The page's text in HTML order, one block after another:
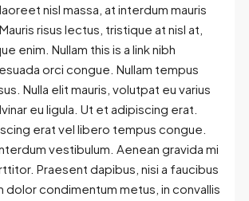
nisl massa, at interdum mauris
risus lectus, tristique at nisl at,
enim. Nullam this is a link nibh
orci congue. Nullam tempus
Nulla elit mauris, volutpat eu varius
eu ligula. Ut et adipiscing erat.
erat vel libero tempus congue.
vestibulum. Aenean gravida mi
Praesent dapibus, nisi a faucibus
dolor condimentum metus, in convallis